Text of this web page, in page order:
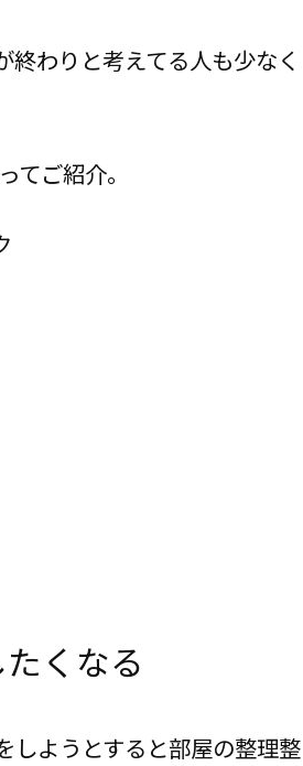
わりと考えてる人も少なく
ご紹介。
くなる
しようとすると部屋の整理整